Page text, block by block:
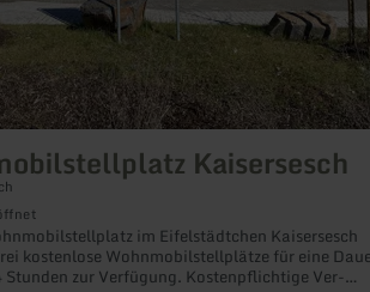
Kaisersesch
im Eifelstädtchen Kaisersesch
kostenlose Wohnmobilstellplätze für eine
Stunden zur Verfügung. Kostenpflichtige Ver-